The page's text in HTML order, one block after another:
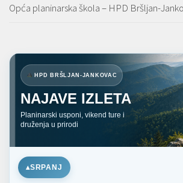
Opća planinarska škola – HPD Bršljan-
HPD BRŠLJAN-JANKOVAC
NAJAVE IZLETA
Planinarski usponi, vikend ture i
druženja u prirodi
SRPANJ